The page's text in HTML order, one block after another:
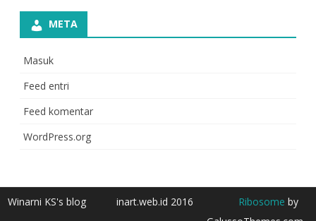
META
Masuk
Feed entri
Feed komentar
WordPress.org
Winarni KS's blog inart.web.id 2016 Ribosome by